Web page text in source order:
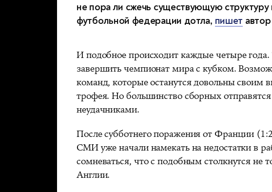
не пора ли сжечь существующую
футбольной федерации дотла, пишет
И подобное происходит каждые четыре
завершить чемпионат мира с кубком.
команд, которые останутся довольны своим
трофея. Но большинство сборных
неудачниками.
После субботнего поражения от Франции
СМИ уже начали намекать на недостатки в
сомневаться, что с подобным столкнутся не
Англии.